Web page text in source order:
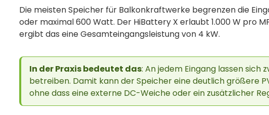
Die meisten Speicher für Balkonkraftwerke begrenzen die
oder maximal 600 Watt. Der HiBattery X erlaubt 1.000 W pro
ergibt das eine Gesamteingangsleistung von 4 kW.
In der Praxis bedeutet das: An jedem Eingang lassen
betreiben. Damit kann der Speicher eine deutlich größere
ohne dass eine externe DC-Weiche oder ein zusätzlicher